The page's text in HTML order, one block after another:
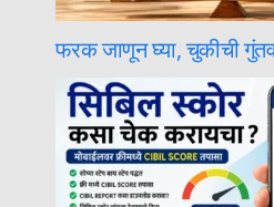
फरक जाणून घ्या, चुकीची